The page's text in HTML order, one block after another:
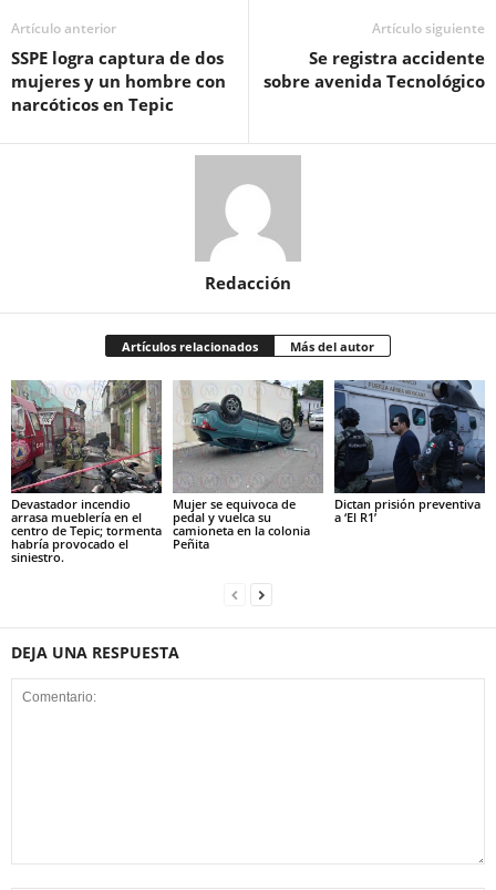
Artículo anterior
SSPE logra captura de dos
mujeres y un hombre con
narcóticos en Tepic
Artículo siguiente
Se registra accidente
sobre avenida Tecnológico
Redacción
Artículos relacionados Más del autor
Devastador incendio
arrasa mueblería en el
centro de Tepic; tormenta
habría provocado el
siniestro.
Mujer se equivoca de
pedal y vuelca su
camioneta en la colonia
Peñita
Dictan prisión preventiva
a ‘El R1’
DEJA UNA RESPUESTA